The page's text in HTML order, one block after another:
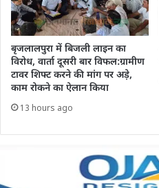
बृजलालपुरा में बिजली लाइन का
विरोध, वार्ता दूसरी बार विफल:ग्रामीण
टावर शिफ्ट करने की मांग पर अड़े,
काम रोकने का ऐलान किया
13 hours ago